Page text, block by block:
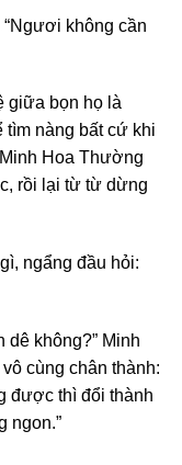
không cần
giữa bọn họ là
tìm nàng bất cứ khi
Hoa Thường
rồi lại từ từ dừng
ngẩng đầu hỏi:
dê không?” Minh
cùng chân thành:
được thì đổi thành
ngon.”